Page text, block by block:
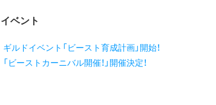
イベント
ギルドイベント「ビースト育成計画」開始！
「ビーストカーニバル開催！」開催決定！